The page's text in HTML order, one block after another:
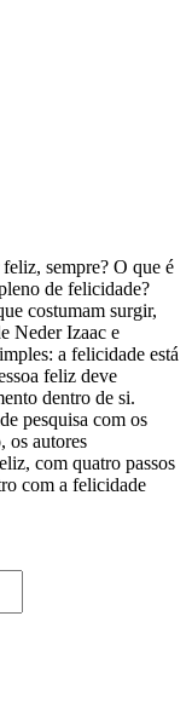
sempre? O que é
de felicidade?
costumam surgir,
Neder Izaac e
a felicidade está
feliz deve
dentro de si.
pesquisa com os
os autores
com quatro passos
com a felicidade